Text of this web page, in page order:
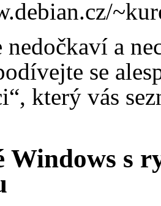
nedočkaví a
se
který vás
Windows s